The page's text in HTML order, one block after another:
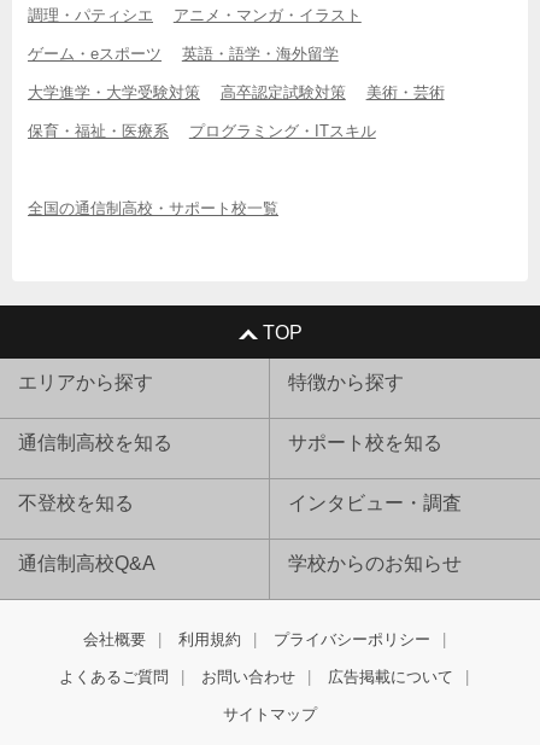
調理・パティシエ アニメ・マンガ・イラスト
ゲーム・eスポーツ 英語・語学・海外留学
大学進学・大学受験対策 高卒認定試験対策 美術・芸術
保育・福祉・医療系 プログラミング・ITスキル
全国の通信制高校・サポート校一覧
TOP
エリアから探す 特徴から探す
通信制高校を知る サポート校を知る
不登校を知る インタビュー・調査
通信制高校Q&A 学校からのお知らせ
会社概要 利用規約 プライバシーポリシー
よくあるご質問 お問い合わせ 広告掲載について
サイトマップ